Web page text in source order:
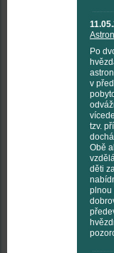
Po
v
tzv.
Obě
děti
plnou